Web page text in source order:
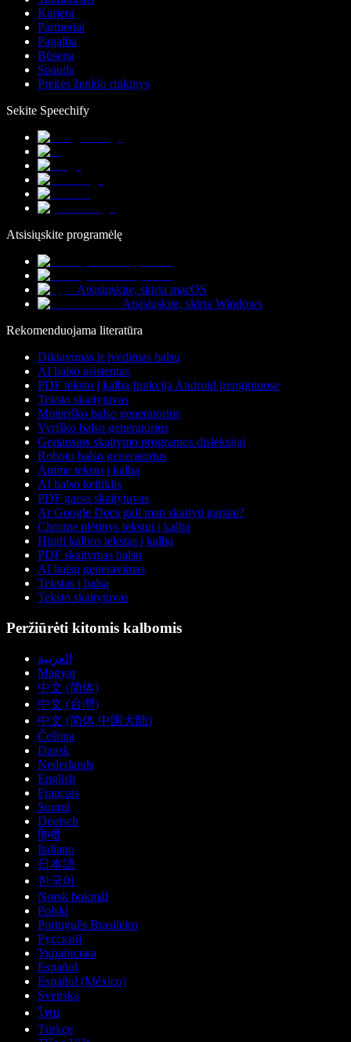
Karjera
Partneriai
Pagalba
Būsena
Spauda
Prekės ženklo rinkinys
Sekite Speechify
Atsisiųskite programėlę
Atsisiųskite, skirta macOS
Atsisiųskite, skirta Windows
Rekomenduojama literatūra
Diktavimas ir įvedimas balsu
AI balso asistentas
PDF teksto į kalbą funkcija Android įrenginiuose
Teksto skaitytuvas
Moteriško balso generatorius
Vyriško balso generatorius
Geriausios skaitymo programos disleksijai
Roboto balso generatorius
Anime teksto į kalbą
AI balso keitiklis
PDF garso skaitytuvas
Ar Google Docs gali man skaityti garsiai?
Chrome plėtinys tekstui į kalbą
Hindi kalbos tekstas į kalbą
PDF skaitymas balsu
AI balsų generavimas
Tekstas į balsą
Teksto skaitytuvas
Peržiūrėti kitomis kalbomis
العربية
Magyar
中文 (简体)
中文 (台灣)
中文 (简体 中国大陆)
Čeština
Dansk
Nederlands
English
Français
Suomi
Deutsch
हिन्दी
Italiano
日本語
한국어
Norsk bokmål
Polski
Português Brasileiro
Русский
Українська
Español
Español (México)
Svenska
ไทย
Türkçe